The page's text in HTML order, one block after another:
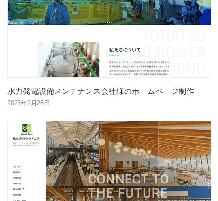
水力発電設備メンテナンス会社様のホームページ制作
2023年2月28日